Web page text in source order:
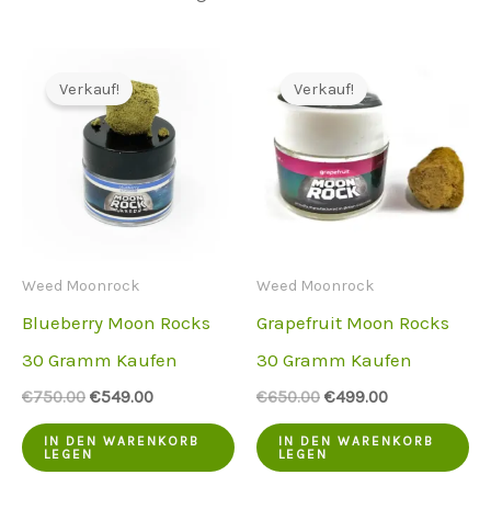
Verkauf!
Weed Moonrock
Blueberry Moon Rocks
30 Gramm Kaufen
€750.00 Der
Preis
war:
€549.00Der
Preis
IN DEN WARENKORB
LEGEN
Verkauf!
Weed Moonrock
Grapefruit Moon Rocks
30 Gramm Kaufen
€650.00 Der
Preis
war:
€499.00Der
Preis
IN DEN WARENKORB
LEGEN